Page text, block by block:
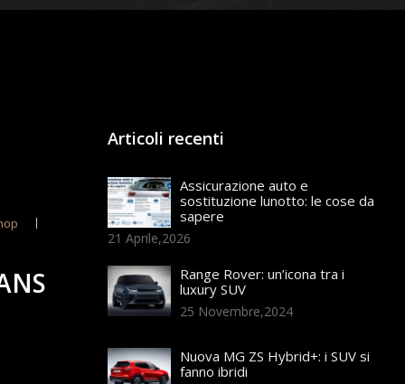
Articoli recenti
Assicurazione auto e
sostituzione lunotto: le cose da
sapere
21 Aprile,2026
Range Rover: un’icona tra i
luxury SUV
25 Novembre,2024
Nuova MG ZS Hybrid+: i SUV si
fanno ibridi